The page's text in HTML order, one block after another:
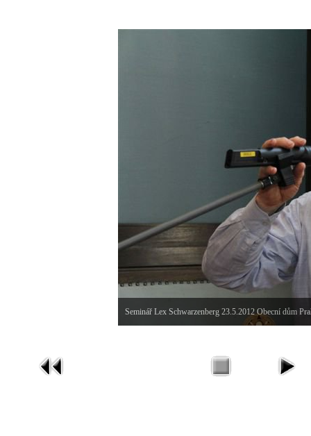
Seminář Lex Schwarzenberg 23.5.2012 Obecní dům